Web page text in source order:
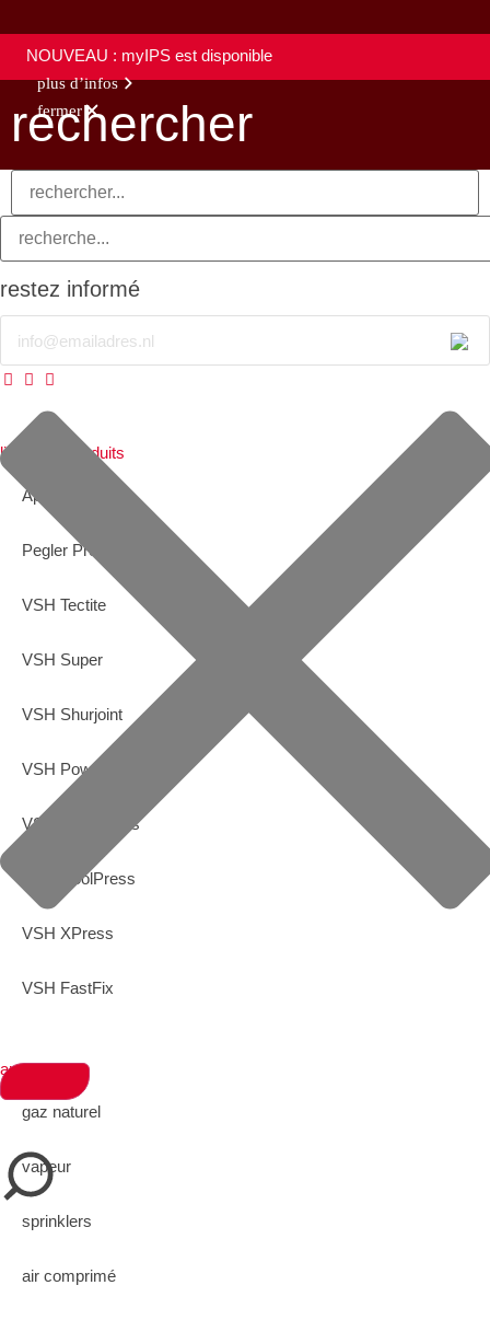
NOUVEAU : myIPS est disponible
plus d’infos
fermer
fermer
rechercher
restez informé
lignes de produits
Apollo FullFlow
Pegler ProFlow
VSH Tectite
VSH Super
VSH Shurjoint
VSH PowerPress
VSH SudoPress
VSH CoolPress
VSH XPress
VSH FastFix
applications
gaz naturel
vapeur
sprinklers
air comprimé